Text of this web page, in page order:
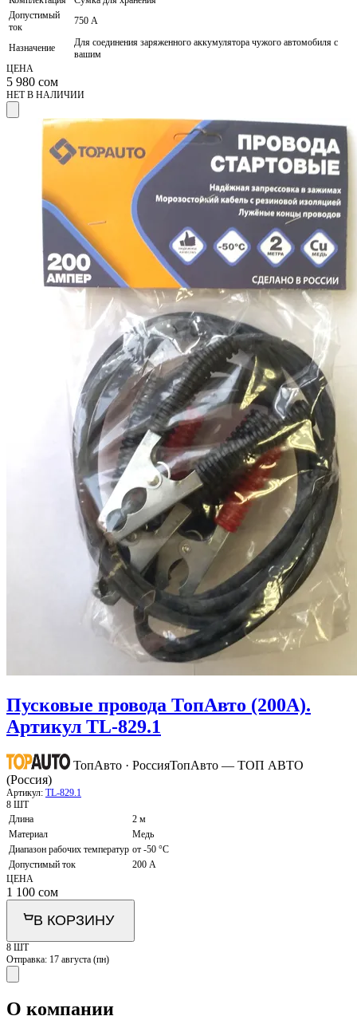
Допустимый
ток
750 А
Назначение
Для соединения заряженного аккумулятора чужого автомобиля с
вашим
ЦЕНА
5 980 сом
НЕТ В НАЛИЧИИ
Пусковые провода ТопАвто (200А).
Артикул TL-829.1
ТопАвто · РоссияТопАвто — ТОП АВТО
(Россия)
Артикул: TL-829.1
8 ШТ
Длина
2 м
Материал
Медь
Диапазон рабочих температур от -50 °C
Допустимый ток
200 А
ЦЕНА
1 100 сом
В КОРЗИНУ
8 ШТ
Отправка: 17 августа (пн)
О компании